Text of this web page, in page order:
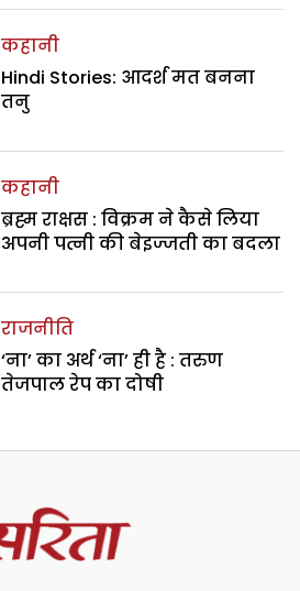
कहानी
Hindi Stories: आदर्श मत बनना
तनु
कहानी
ब्रह्म राक्षस : विक्रम ने कैसे लिया
अपनी पत्नी की बेइज्जती का बदला
राजनीति
‘ना’ का अर्थ ‘ना’ ही है : तरुण
तेजपाल रेप का दोषी